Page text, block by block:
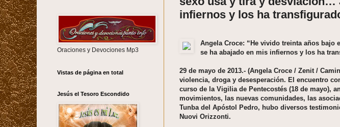
infiernos y los ha
Angela Croce: “He vivido treinta años
se ha abajado en mis infiernos y los ha
29 de mayo de 2013.- (Angela Croce / Zenit /
violencia, droga y desesperación. El encuentro
curso de la Vigilia de Pentecostés (18 de mayo),
movimientos, las nuevas comunidades, las
Tunba del Apóstol Pedro, hubo diversos
Nuovi Orizzonti.
Oraciones y Devociones Mp3
Vistas de página en total
Jesús el Tesoro Escondido